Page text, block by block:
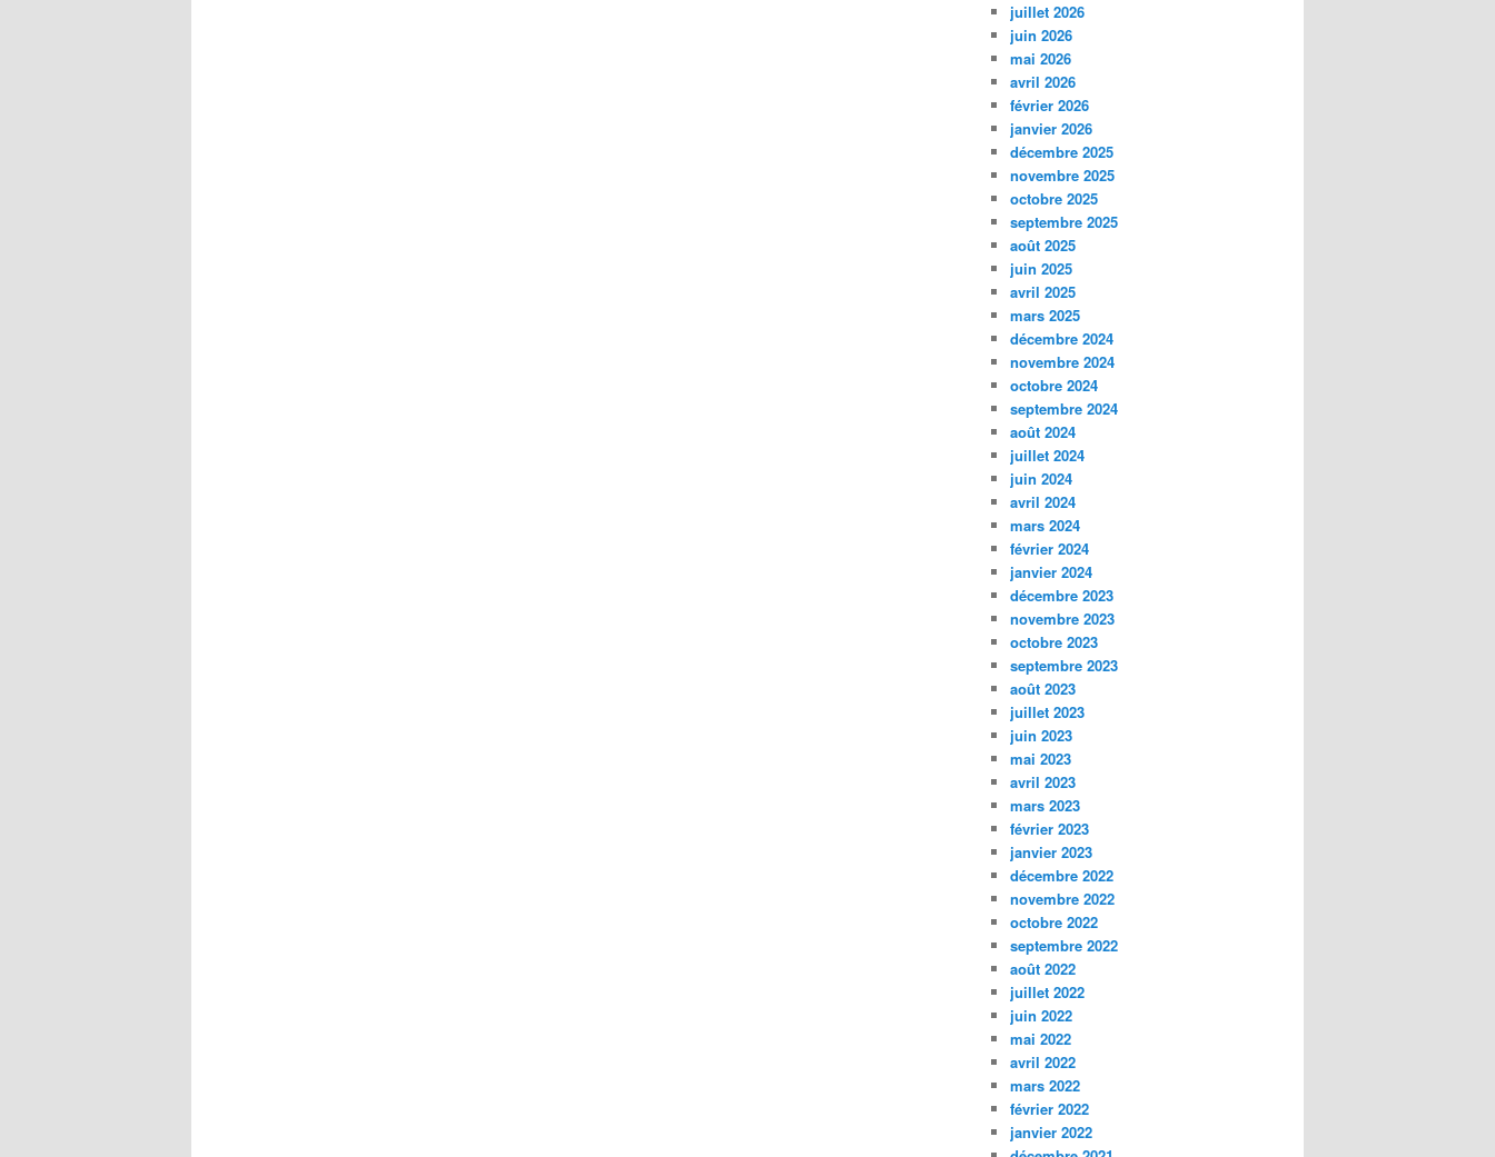
juillet 2026
juin 2026
mai 2026
avril 2026
février 2026
janvier 2026
décembre 2025
novembre 2025
octobre 2025
septembre 2025
août 2025
juin 2025
avril 2025
mars 2025
décembre 2024
novembre 2024
octobre 2024
septembre 2024
août 2024
juillet 2024
juin 2024
avril 2024
mars 2024
février 2024
janvier 2024
décembre 2023
novembre 2023
octobre 2023
septembre 2023
août 2023
juillet 2023
juin 2023
mai 2023
avril 2023
mars 2023
février 2023
janvier 2023
décembre 2022
novembre 2022
octobre 2022
septembre 2022
août 2022
juillet 2022
juin 2022
mai 2022
avril 2022
mars 2022
février 2022
janvier 2022